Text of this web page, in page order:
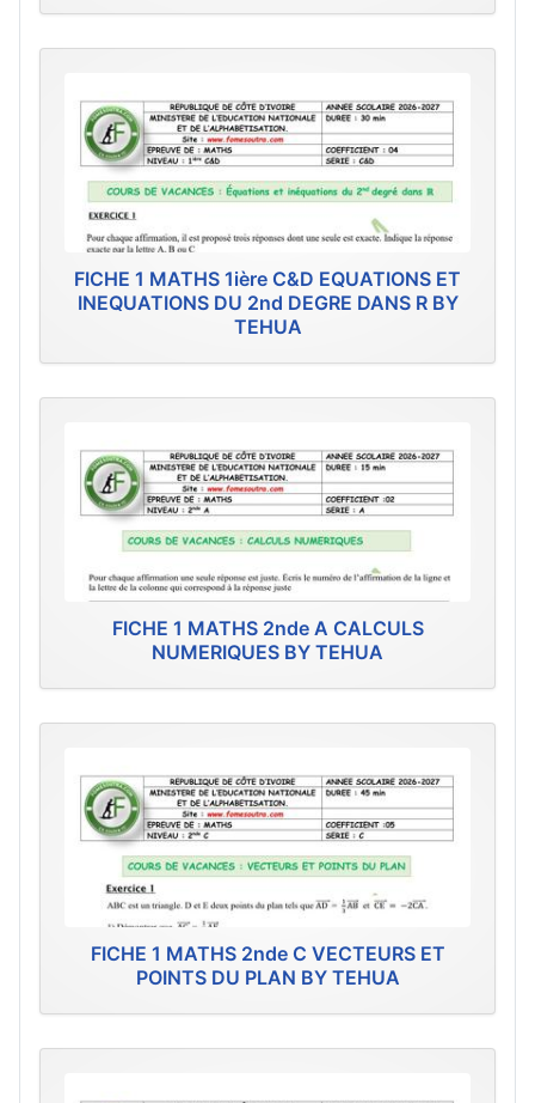
FICHE 1 MATHS 1ière C&D EQUATIONS ET
INEQUATIONS DU 2nd DEGRE DANS R BY
TEHUA
FICHE 1 MATHS 2nde A CALCULS
NUMERIQUES BY TEHUA
FICHE 1 MATHS 2nde C VECTEURS ET
POINTS DU PLAN BY TEHUA